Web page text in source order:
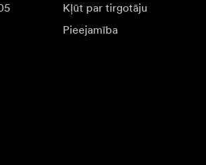
Kļūt par tirgotāju
Pieejamība